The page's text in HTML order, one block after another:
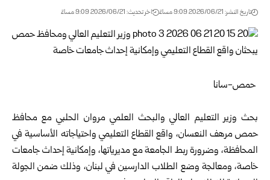
تاريخ النشر: 2026/06/21 9:09 مساءً اخر تحديث: 2026/06/21 9:09 مساءً
حمص-سانا
بحث وزير التعليم العالي والبحث العلمي مروان الحلبي مع محافظ
حمص مرهف النعسان، واقع القطاع التعليمي واحتياجاته الأساسية في
المحافظة، وضرورة ربط الجامعة مع مديرياتها، وإمكانية إحداث جامعات
خاصة، ومعالجة وضع الطلاب الدارسين في لبنان، وذلك ضمن الجولة